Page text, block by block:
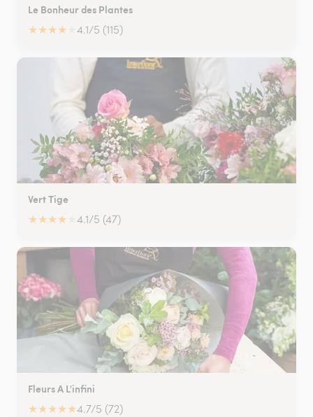
Le Bonheur des Plantes
★★★★ 4.1/5 (115)
Vert Tige
★★★★ 4.1/5 (47)
Fleurs A L'infini
★★★★★4.7/5 (72)